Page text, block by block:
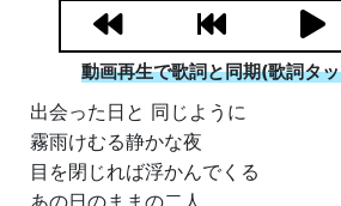
動画再生で歌詞と同期(歌詞タ
出会った日と 同じように
霧雨けむる静かな夜
目を閉じれば浮かんでくる
あの日のままの二人